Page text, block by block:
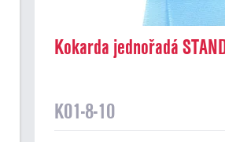
Kokarda jednořadá
K01-8-10